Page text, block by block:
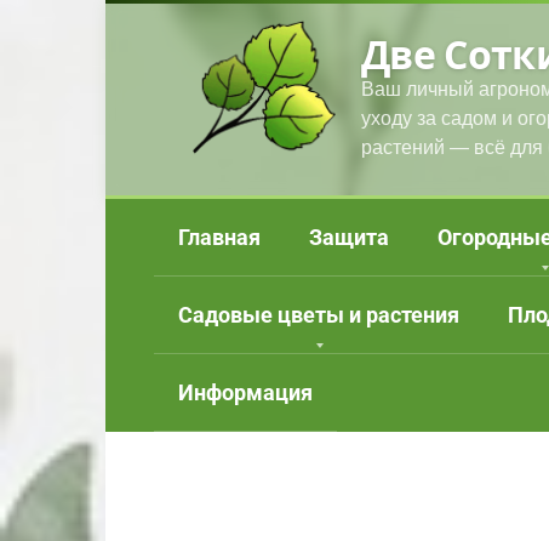
Две
Ваш личный
уходу за садом и
растений — всё для
Главная Защита
Садовые цветы и растения
Информация